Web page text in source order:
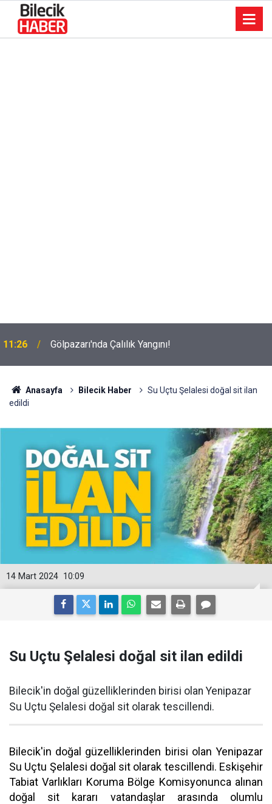
11:26 Gölpazarı'nda Çalılık Yangını!
Anasayfa Bilecik Haber
Su Uçtu Şelalesi doğal sit ilan
edildi
10:09
14 Mart 2024
Su Uçtu Şelalesi doğal sit ilan edildi
Bilecik'in doğal güzelliklerinden birisi olan Yenipazar
Su Uçtu Şelalesi doğal sit olarak tescillendi.
Bilecik'in doğal güzelliklerinden birisi olan Yenipazar
Su Uçtu Şelalesi doğal sit olarak tescillendi. Eskişehir
Tabiat Varlıkları Koruma Bölge Komisyonunca alınan
doğal sit kararı vatandaşlar arasında olumlu